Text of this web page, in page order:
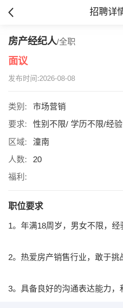
招聘详
房产经纪人/全职
面议
发布时间:2026-08-08
类别:
市场营销
要求:
性别不限/ 学历不限/经
区域:
潼南
人数:
20
福利:
职位要求
1。年满18周岁，男女不限，经
2。热爱房产销售行业，敢于挑
3。具备良好的沟通表达能力，